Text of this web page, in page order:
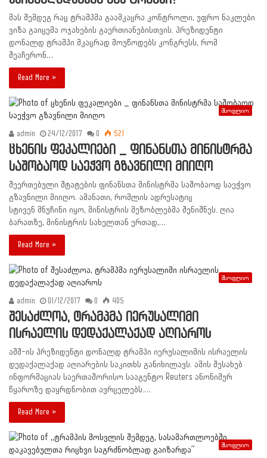
მას შემდეგ რაც ტრამპმა გაამკაცრა კონტროლი, უფრო ნაკლები
ვიზა გაიცემა ოჯახების გაერთიანებისთვის. პრეზიდენტი
დონალდ ტრამპი მკაცრად მოუწოდებს კონგრესს, რომ
შეაჩერონ…
Read More »
მსოფლიო
admin 24/12/2017 0 521
ცხენის ფეკალიები _ ფინანსთა მინისტრმა
საშობაოდ საეჭვო გზავნილი მიიღო
შეერთებული შტატების ფინანსთა მინისტრმა საშობაოდ საეჭვო
გზავნილი მიიღო. ამანათი, რომლის ადრესატიც
სტივენ მნუჩინი იყო, მინისტრის მეზობლებმა შენიშნეს. ღია
ბარათზე, მინისტრის სახელთან ერთად,…
Read More »
მსოფლიო
admin 01/12/2017 0 405
შესაძლოა, ტრამპმა იერუსალიმი
ისრაელის დედაქალაქად აღიაროს
აშშ-ის პრეზიდენტი დონალდ ტრამპი იერუსალიმის ისრაელის
დედაქალაქად აღიარების საკითხს განიხილავს. ამის შესახებ
ინფორმაციას საერთაშორისო სააგენტო Reuters ანონიმურ
წყაროზე დაყრდნობით ავრცელებს.…
Read More »
მსოფლიო